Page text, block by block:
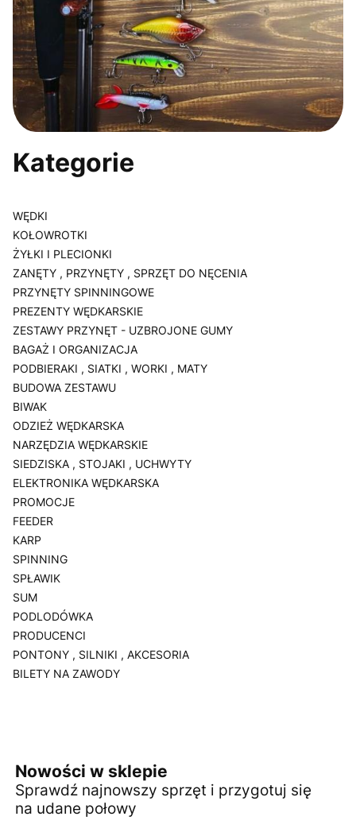
Kategorie
WĘDKI
KOŁOWROTKI
ŻYŁKI I PLECIONKI
ZANĘTY , PRZYNĘTY , SPRZĘT DO NĘCENIA
PRZYNĘTY SPINNINGOWE
PREZENTY WĘDKARSKIE
ZESTAWY PRZYNĘT - UZBROJONE GUMY
BAGAŻ I ORGANIZACJA
PODBIERAKI , SIATKI , WORKI , MATY
BUDOWA ZESTAWU
BIWAK
ODZIEŻ WĘDKARSKA
NARZĘDZIA WĘDKARSKIE
SIEDZISKA , STOJAKI , UCHWYTY
ELEKTRONIKA WĘDKARSKA
PROMOCJE
FEEDER
KARP
SPINNING
SPŁAWIK
SUM
PODLODÓWKA
PRODUCENCI
PONTONY , SILNIKI , AKCESORIA
BILETY NA ZAWODY
Nowości w sklepie
Sprawdź najnowszy sprzęt i przygotuj się
na udane połowy